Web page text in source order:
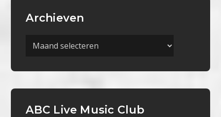
Archieven
Archieven
ABC Live Music Club